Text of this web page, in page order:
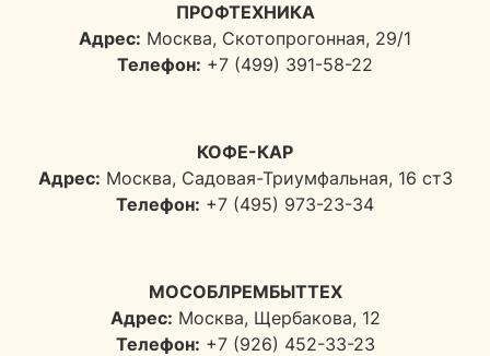
ПРОФТЕХНИКА
Адрес: Москва, Скотопрогонная, 29/1
Телефон: +7 (499) 391-58-22
КОФЕ-КАР
Адрес: Москва, Садовая-Триумфальная, 16 ст3
Телефон: +7 (495) 973-23-34
МОСОБЛРЕМБЫТТЕХ
Адрес: Москва, Щербакова, 12
Телефон: +7 (926) 452-33-23